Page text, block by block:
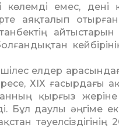
көлемді емес,
аяқталып
кейбірінің
елдер
ХІХ ғасырдағы
қырғыз жеріне
Бұл даулы әңгіме